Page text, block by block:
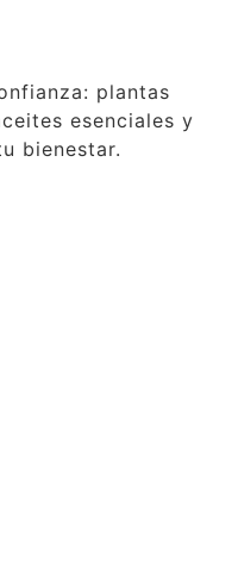
plantas
esenciales y
bienestar.